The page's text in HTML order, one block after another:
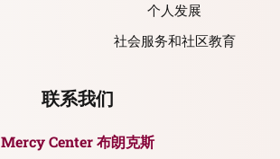
个人发展
社会服务和社区教育
联系我们
Mercy Center 布朗克斯